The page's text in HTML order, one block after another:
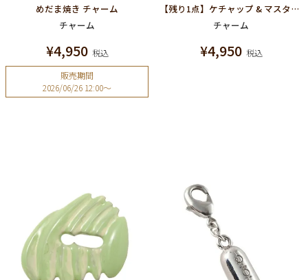
めだま焼き チャーム
チャーム
¥4,950 税込
販売期間
2026/06/26 12:00〜
【残り1点】ケチャップ & マスタードチャーム
チャーム
¥4,950 税込